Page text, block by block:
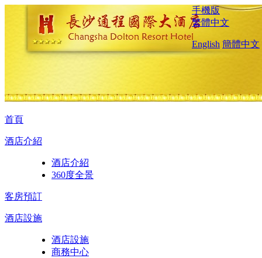
手機版
繁體中文
English 簡體中文
首頁
酒店介紹
酒店介紹
360度全景
客房預訂
酒店設施
酒店設施
商務中心